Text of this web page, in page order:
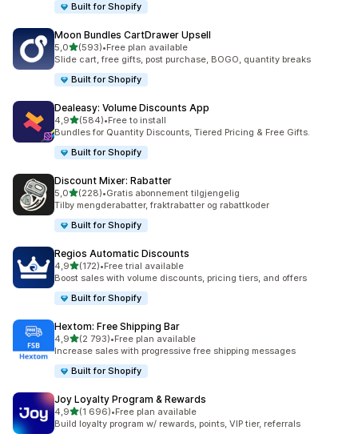
Built for Shopify
Moon Bundles CartDrawer Upsell
5,0av 5 stjerner
(593)
Totalt 593 omtaler
•Free plan available
Slide cart, free gifts, post purchase, BOGO, quantity breaks
Built for Shopify
Dealeasy: Volume Discounts App
4,9av 5 stjerner
(584)
Totalt 584 omtaler
•Free to install
Bundles for Quantity Discounts, Tiered Pricing & Free Gifts.
Built for Shopify
Discount Mixer: Rabatter
5,0av 5 stjerner
(228)
Totalt 228 omtaler
•Gratis abonnement tilgjengelig
Tilby mengderabatter, fraktrabatter og rabattkoder
Built for Shopify
Regios Automatic Discounts
4,9av 5 stjerner
(172)
Totalt 172 omtaler
•Free trial available
Boost sales with volume discounts, pricing tiers, and offers
Built for Shopify
Hextom: Free Shipping Bar
4,9av 5 stjerner
(2 793)
Totalt 2793 omtaler
•Free plan available
Increase sales with progressive free shipping messages
Built for Shopify
Joy Loyalty Program & Rewards
4,9av 5 stjerner
(1 696)
Totalt 1696 omtaler
•Free plan available
Build loyalty program w/ rewards, points, VIP tier, referrals